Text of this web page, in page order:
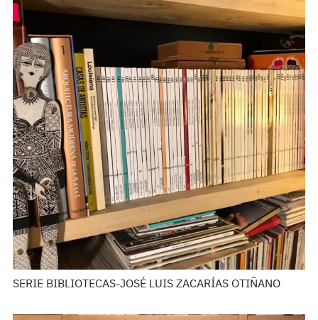
SERIE BIBLIOTECAS-JOSÉ LUIS ZACARÍAS OTIÑANO